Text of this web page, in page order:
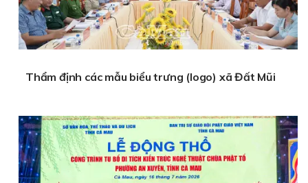
Thẩm định các mẫu biểu trưng (logo) xã Đất Mũi